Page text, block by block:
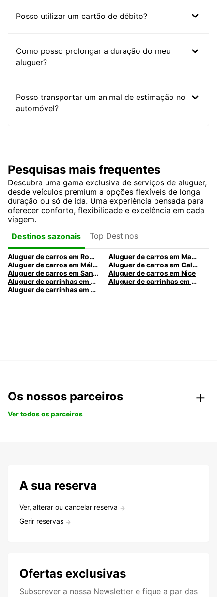
Posso utilizar um cartão de débito?
Como posso prolongar a duração do meu
aluguer?
Posso transportar um animal de estimação no
automóvel?
Pesquisas mais frequentes
Descubra uma gama exclusiva de serviços de aluguer,
desde veículos premium a opções flexíveis de longa
duração ou só de ida. Uma experiência pensada para
oferecer conforto, flexibilidade e excelência em cada
viagem.
Destinos sazonais
Top Destinos
Aluguer de carros em Roma
Aluguer de carros em Madrid
Aluguer de carros em Málaga
Aluguer de carros em Caldas da Rainha
Aluguer de carros em Santa Maria da Feira
Aluguer de carros em Nice
Aluguer de carrinhas em Nice
Aluguer de carrinhas em Santa Maria da Feira
Aluguer de carrinhas em Caldas da Rainha
Os nossos parceiros
Ver todos os parceiros
A sua reserva
Ver, alterar ou cancelar reserva
Gerir reservas
Ofertas exclusivas
Subscrever a nossa Newsletter e fique a par das